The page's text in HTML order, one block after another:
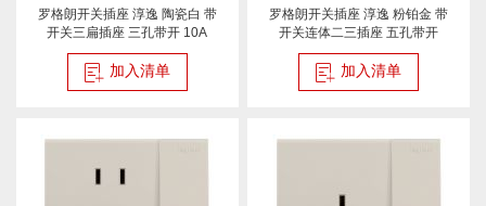
罗格朗开关插座 淳逸 陶瓷白 带
开关三扁插座 三孔带开 10A
加入清单
罗格朗开关插座 淳逸 粉铂金 带
开关连体二三插座 五孔带开
加入清单